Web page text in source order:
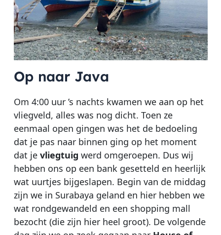
Op naar Java
Om 4:00 uur ’s nachts kwamen we aan op het
vliegveld, alles was nog dicht. Toen ze
eenmaal open gingen was het de bedoeling
dat je pas naar binnen ging op het moment
dat je vliegtuig werd omgeroepen. Dus wij
hebben ons op een bank gesetteld en heerlijk
wat uurtjes bijgeslapen. Begin van de middag
zijn we in Surabaya geland en hier hebben we
wat rondgewandeld en een shopping mall
bezocht (die zijn hier heel groot). De volgende